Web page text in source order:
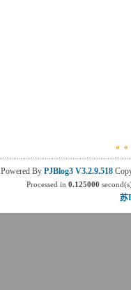
Powered By PJBlog3 V3.2.9.518
Processed in0.125000
苏